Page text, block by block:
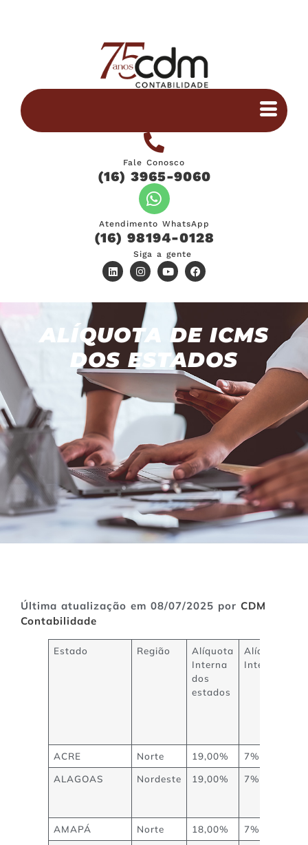
Fale Conosco
(16) 3965-9060
Atendimento WhatsApp
(16) 98194-0128
Siga a gente
ALÍQUOTA DE ICMS
DOS ESTADOS
Última atualização em 08/07/2025 por CDM
Contabilidade
Estado Região
Alíquota
Interna
dos
estados
Alíquota
ACRE Norte 19,00%
7%
ALAGOAS
Nordeste 19,00% 7%
AMAPÁ Norte 18,00%
7%